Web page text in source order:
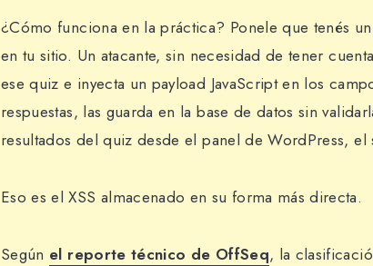
¿Cómo funciona en la práctica? Ponele que tenés
en tu sitio. Un atacante, sin necesidad de tener
ese quiz e inyecta un payload JavaScript en los
respuestas, las guarda en la base de datos sin
resultados del quiz desde el panel de WordPress, el
Eso es el XSS almacenado en su forma más directa.
Según el reporte técnico de OffSeq, la